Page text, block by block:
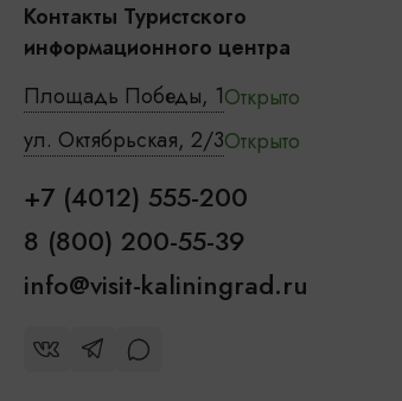
Контакты Туристского
информационного центра
Площадь Победы, 1Открыто
ул. Октябрьская, 2/3Открыто
+7 (4012) 555-200
8 (800) 200-55-39
info@visit-kaliningrad.ru